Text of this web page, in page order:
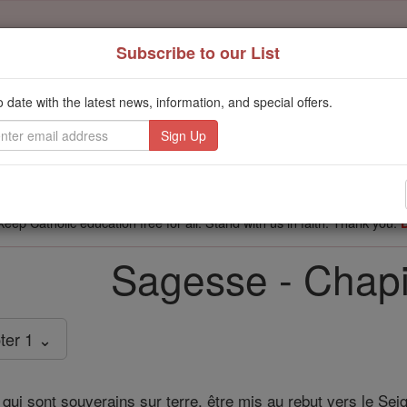
scroll past this
readers, Catholic Online wasde-platformed by Shopify for
Catholic Online School, Prayer Candles, and Catholic Online
. Our
this mission. But fewer than 2% of readers donate. If everyone gave
Catholic education free for all. Stand with us in faith. Thank you.
Sagesse -
1 ⌄
sont souverains sur terre, être mis au rebut vers le
Subscribe to our List
date with the latest news, information, and special offers.